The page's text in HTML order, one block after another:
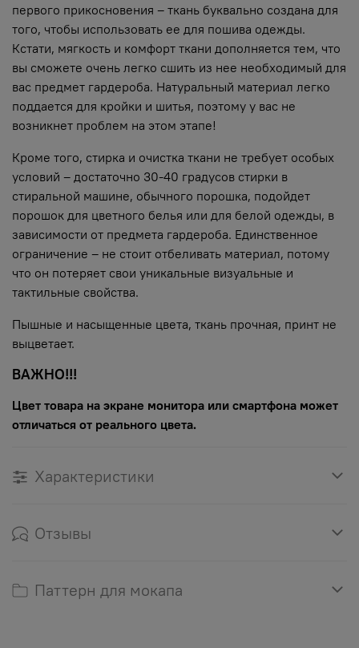
первого прикосновения – ткань буквально создана для
того, чтобы использовать ее для пошива одежды.
Кстати, мягкость и комфорт ткани дополняется тем, что
вы сможете очень легко сшить из нее необходимый для
вас предмет гардероба. Натуральный материал легко
поддается для кройки и шитья, поэтому у вас не
возникнет проблем на этом этапе!
Кроме того, стирка и очистка ткани не требует особых
условий – достаточно 30-40 градусов стирки в
стиральной машине, обычного порошка, подойдет
порошок для цветного белья или для белой одежды, в
зависимости от предмета гардероба. Единственное
ограничение – не стоит отбеливать материал, потому
что он потеряет свои уникальные визуальные и
тактильные свойства.
Пышные и насыщенные цвета, ткань прочная, принт не
выцветает.
ВАЖНО!!!
Цвет товара на экране монитора или смартфона может
отличаться от реального цвета.
Характеристики
Отзывы
Паттерн для мокапа